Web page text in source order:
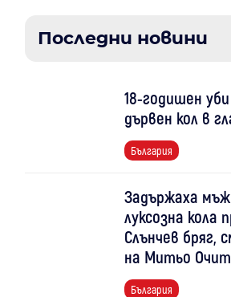
Последни новини
18-годишен
дървен кол в
България
Задържаха
луксозна кола
Слънчев бряг,
на Митьо
България